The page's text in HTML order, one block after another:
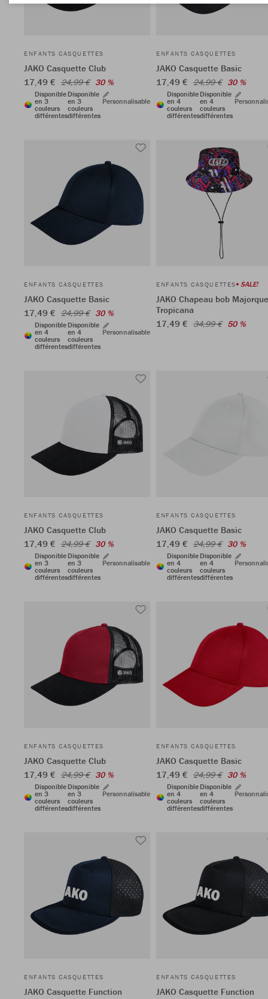
ENFANTS CASQUETTES
JAKO Casquette Club
17,49 € 24,99 € 30 %
Disponible
en 3
couleurs
différentes
Disponible
en 3
couleurs
différentes
Personnalisable
ENFANTS CASQUETTES
JAKO Casquette Basic
17,49 € 24,99 € 30 %
Disponible
en 4
couleurs
différentes
Disponible
en 4
couleurs
différentes
ENFANTS CASQUETTES
JAKO Casquette Basic
17,49 € 24,99 € 30 %
Disponible
en 4
couleurs
différentes
Disponible
en 4
couleurs
différentes
Personnalisable
ENFANTS CASQUETTES SALE!
JAKO Chapeau bob Majorque
Tropicana
17,49 € 34,99 € 50 %
ENFANTS CASQUETTES
JAKO Casquette Club
17,49 € 24,99 € 30 %
Disponible
en 3
couleurs
différentes
Disponible
en 3
couleurs
différentes
Personnalisable
ENFANTS CASQUETTES
JAKO Casquette Basic
17,49 € 24,99 € 30 %
Disponible
en 4
couleurs
différentes
Disponible
en 4
couleurs
différentes
ENFANTS CASQUETTES
JAKO Casquette Club
17,49 € 24,99 € 30 %
Disponible
en 3
couleurs
différentes
Disponible
en 3
couleurs
différentes
Personnalisable
ENFANTS CASQUETTES
JAKO Casquette Basic
17,49 € 24,99 € 30 %
Disponible
en 4
couleurs
différentes
Disponible
en 4
couleurs
différentes
ENFANTS CASQUETTES
JAKO Casquette Function
ENFANTS CASQUETTES
JAKO Casquette Function